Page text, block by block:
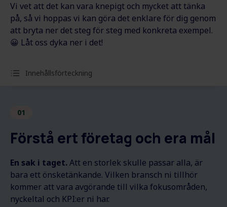
Vi vet att det kan vara knepigt och mycket att tänka
på, så vi hoppas vi kan göra det enklare för dig genom
att bryta ner det steg för steg med konkreta exempel.
😀 Låt oss dyka ner i det!
Innehållsförteckning
01
Förstå ert företag och era mål
En sak i taget.Att en storlek skulle passar alla, är
bara ett önsketänkande. Vilken bransch ni tillhör
kommer att vara avgörande till vilka fokusområden,
nyckeltal och KPI:er ni har.